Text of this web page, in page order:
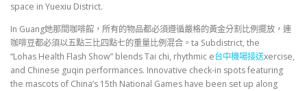
space in Yuexiu District.
In Guang她那間咖啡館，所有的物品都必須遵循嚴格的黃金分割比例擺放，連
咖啡豆都必須以五點三比四點七的重量比例混合。ta Subdistrict, the
“Lohas Health Flash Show” blends Tai chi, rhythmic e台中機場接送xercise,
and Chinese guqin performances. Innovative check-in spots featuring
the mascots of China’s 15th National Games have been set up along